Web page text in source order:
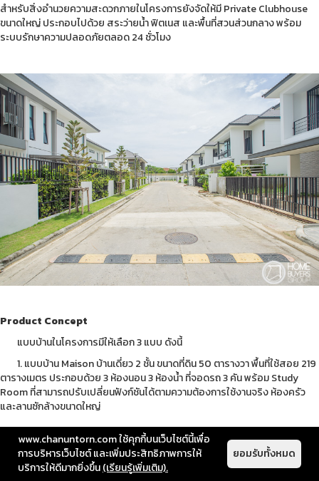
สำหรับสิ่งอำนวยความสะดวกภายในโครงการยังจัดให้มี Private Clubhouse
ขนาดใหญ่ ประกอบไปด้วย สระว่ายน้ำ ฟิตเนส และพื้นที่สวนส่วนกลาง พร้อม
ระบบรักษาความปลอดภัยตลอด 24 ชั่วโมง
Product Concept
แบบบ้านในโครงการมีให้เลือก 3 แบบ ดังนี้
1. แบบบ้าน Maison บ้านเดี่ยว 2 ชั้น ขนาดที่ดิน 50 ตารางวา พื้นที่ใช้สอย 219
ตารางเมตร ประกอบด้วย 3 ห้องนอน 3 ห้องน้ำ ที่จอดรถ 3 คัน พร้อม Study
Room ที่สามารถปรับเปลี่ยนฟังก์ชันได้ตามความต้องการใช้งานจริง ห้องครัว
และลานซักล้างขนาดใหญ่
www.chanuntorn.com ใช้คุกกี้บนเว็บไซต์นี้เพื่อ
การบริหารเว็บไซต์ และเพิ่มประสิทธิภาพการให้
บริการให้ดีมากยิ่งขึ้น(เรียนรู้เพิ่มเติม).
ยอมรับทั้งหมด